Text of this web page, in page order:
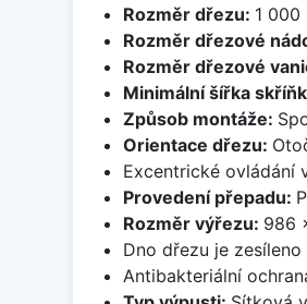
Rozměr dřezu: 1
Rozměr dřezové
Rozměr dřezové
Minimální šířka
Způsob montáže:
Orientace dřezu:
Excentrické ovládání
Provedení přepadu:
Rozměr výřezu: 986
Dno dřezu je
Antibakteriální